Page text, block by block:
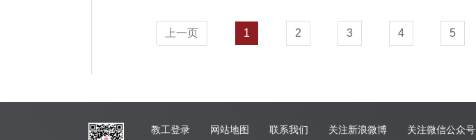
上一页 1 2 3 4 5
教工登录 网站地图 联系我们 关注新浪微博 关注微信公众号